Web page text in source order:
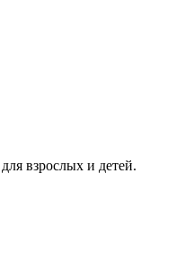
взрослых и детей.